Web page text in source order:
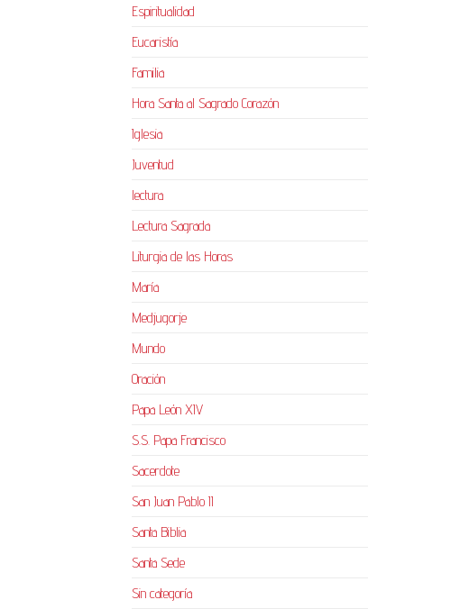
Espiritualidad
Eucaristía
Familia
Hora Santa al Sagrado Corazón
Iglesia
Juventud
lectura
Lectura Sagrada
Liturgia de las Horas
María
Medjugorje
Mundo
Oración
Papa León XIV
S.S. Papa Francisco
Sacerdote
San Juan Pablo II
Santa Biblia
Santa Sede
Sin categoría